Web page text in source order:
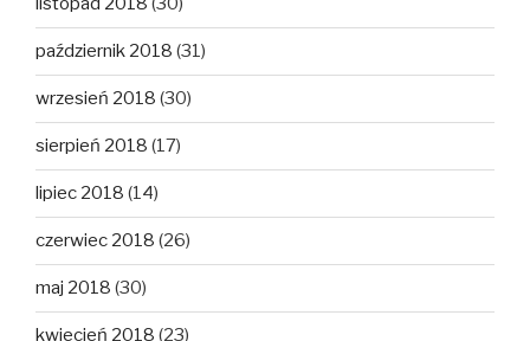
październik 2018 (31)
wrzesień 2018 (30)
sierpień 2018 (17)
lipiec 2018 (14)
czerwiec 2018 (26)
maj 2018 (30)
kwiecień 2018 (23)